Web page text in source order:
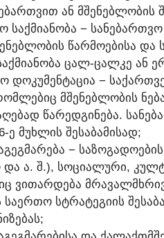
ᲐᲜ ᲛᲨᲔᲜᲔᲑᲚᲝᲑᲘᲡ
ᲡᲐᲥᲛᲘᲐᲜᲝᲑᲐ −
ᲬᲐᲠᲛᲝᲔᲑᲘᲡᲐ
ᲪᲐᲚ-ᲪᲐᲚᲙᲔ ᲐᲜ
ᲓᲝᲙᲣᲛᲔᲜᲢᲐᲪᲘᲐ −
ᲛᲨᲔᲜᲔᲑᲚᲝᲑᲘᲡ
ᲬᲐᲠᲔᲓᲒᲘᲜᲔᲑᲐ.
Ე ᲛᲣᲮᲚᲘᲡ ᲨᲔᲡᲐᲑᲐᲛᲘᲡᲐᲓ;
−
ᲓᲐ Ა. Შ.), ᲡᲝᲪᲘᲐᲚᲣᲠᲘ,
ᲕᲘᲗᲐᲠᲓᲔᲑᲐ
ᲡᲢᲠᲐᲢᲔᲒᲘᲘᲡ